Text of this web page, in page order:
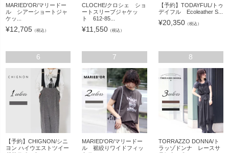
MARIED'OR/マリードー
ル シアーショートジャ
ケッ...
¥12,705 （税込）
CLOCHE/クロシェ ショ
ートスリーブジャケッ
ト 612-85...
¥11,550 （税込）
【予約】TODAYFUL/トゥ
デイフル Ecoleather S...
¥20,350（税込）
6
【予約】CHIGNON/シニ
ヨン ハイウエストツイー
7
MARIED'OR/マリードー
ル 裾絞りワイドフィッ
8
TORRAZZO DONNA/ト
ラッゾドンナ レースサ